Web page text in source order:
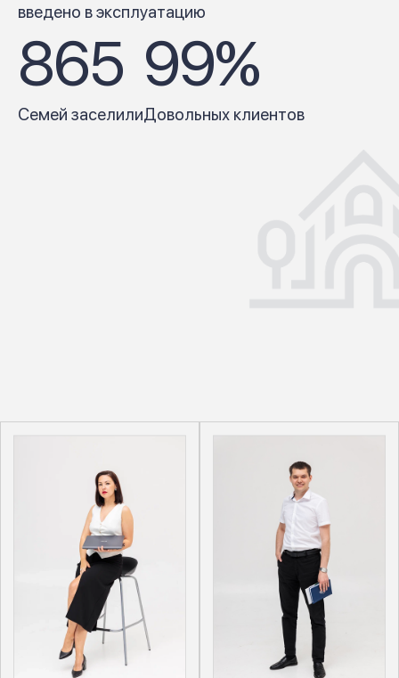
введено в эксплуатацию
865
Семей заселили
99%
Довольных клиентов